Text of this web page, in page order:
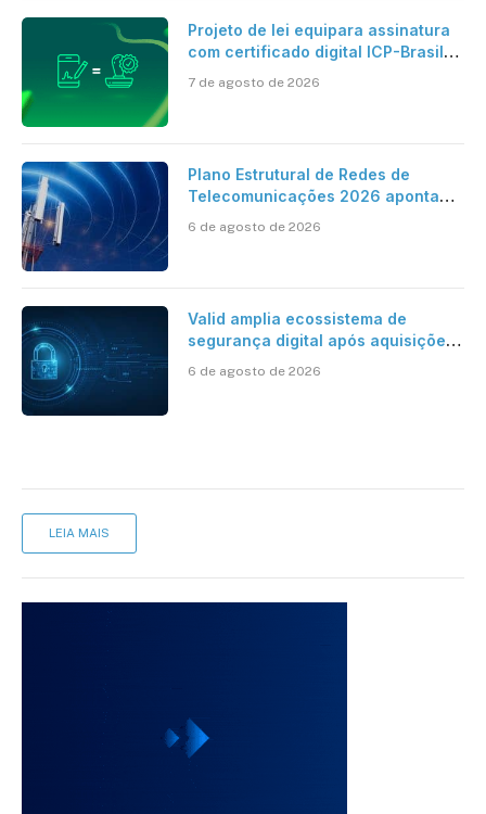
Projeto de lei equipara assinatura
com certificado digital ICP-Brasil
cartório
7 de agosto de 2026
Plano Estrutural de Redes de
Telecomunicações 2026 aponta
mantém desafio
6 de agosto de 2026
Valid amplia ecossistema de
segurança digital após aquisições
6 de agosto de 2026
LEIA MAIS